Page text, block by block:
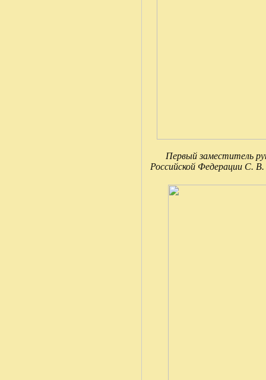
Первый заместитель
Российской Федерации С.